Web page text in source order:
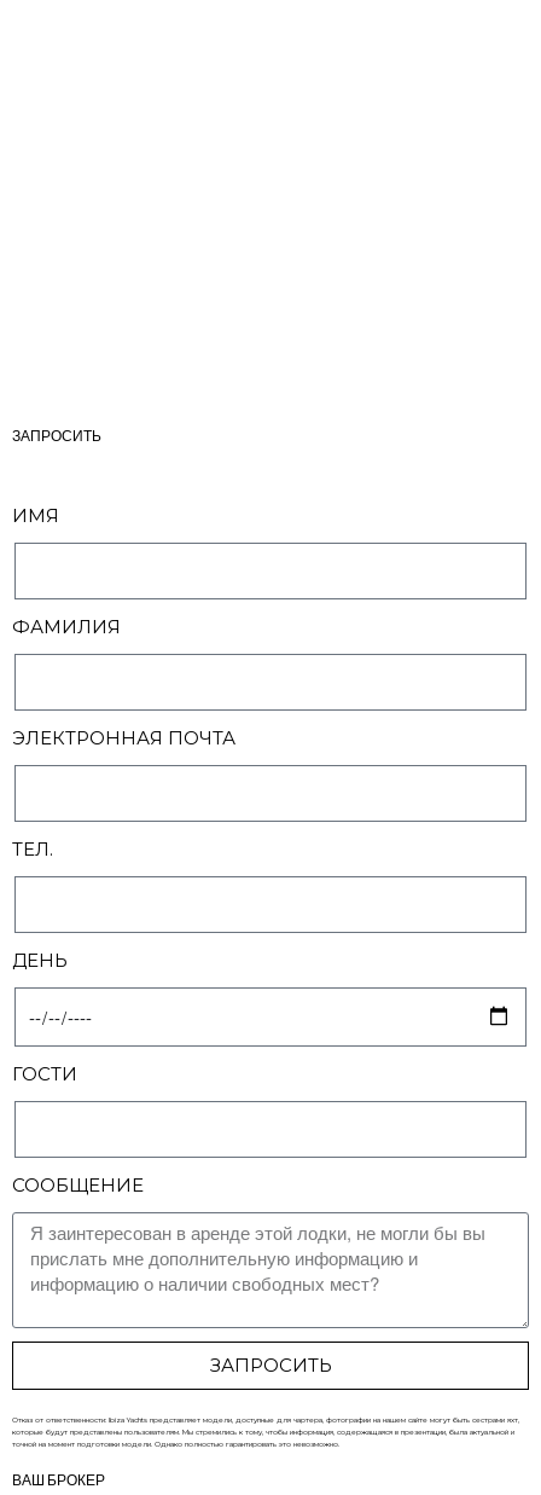
ЗАПРОСИТЬ
ИМЯ
ФАМИЛИЯ
ЭЛЕКТРОННАЯ ПОЧТА
ТЕЛ.
ДЕНЬ
ГОСТИ
СООБЩЕНИЕ
ЗАПРОСИТЬ
Отказ от ответственности: Ibiza Yachts представляет модели, доступные для чартера, фотографии на нашем сайте могут быть сестрами яхт,
которые будут представлены пользователям. Мы стремились к тому, чтобы информация, содержащаяся в презентации, была актуальной и
точной на момент подготовки модели. Однако полностью гарантировать это невозможно.
ВАШ БРОКЕР